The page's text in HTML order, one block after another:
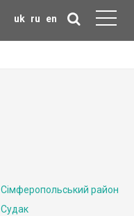
uk ru en
Сімферопольський район
Судак